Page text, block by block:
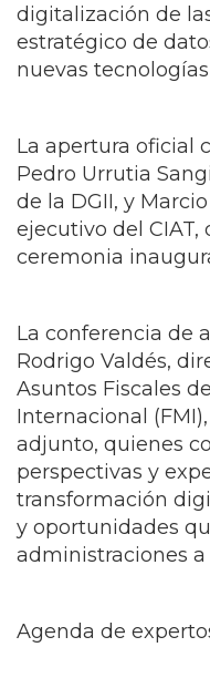
digitalización de
estratégico de
nuevas
La apertura oficial
Pedro Urrutia
de la DGII, y
ejecutivo del CIAT,
ceremonia
La conferencia de
Rodrigo Valdés,
Asuntos Fiscales
Internacional
adjunto, quienes
perspectivas y
transformación
y oportunidades
administraciones
Agenda de